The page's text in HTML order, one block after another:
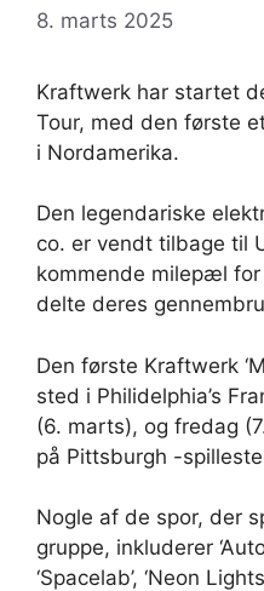
8. marts 2025
Kraftwerk har startet
Tour, med den første
i Nordamerika.
Den legendariske
co. er vendt tilbage til
kommende milepæl
delte deres
Den første Kraftwerk
sted i Philidelphia’s
(6. marts), og fredag
på Pittsburgh -
Nogle af de spor, der
gruppe, inkluderer
‘Spacelab’, ‘Neon